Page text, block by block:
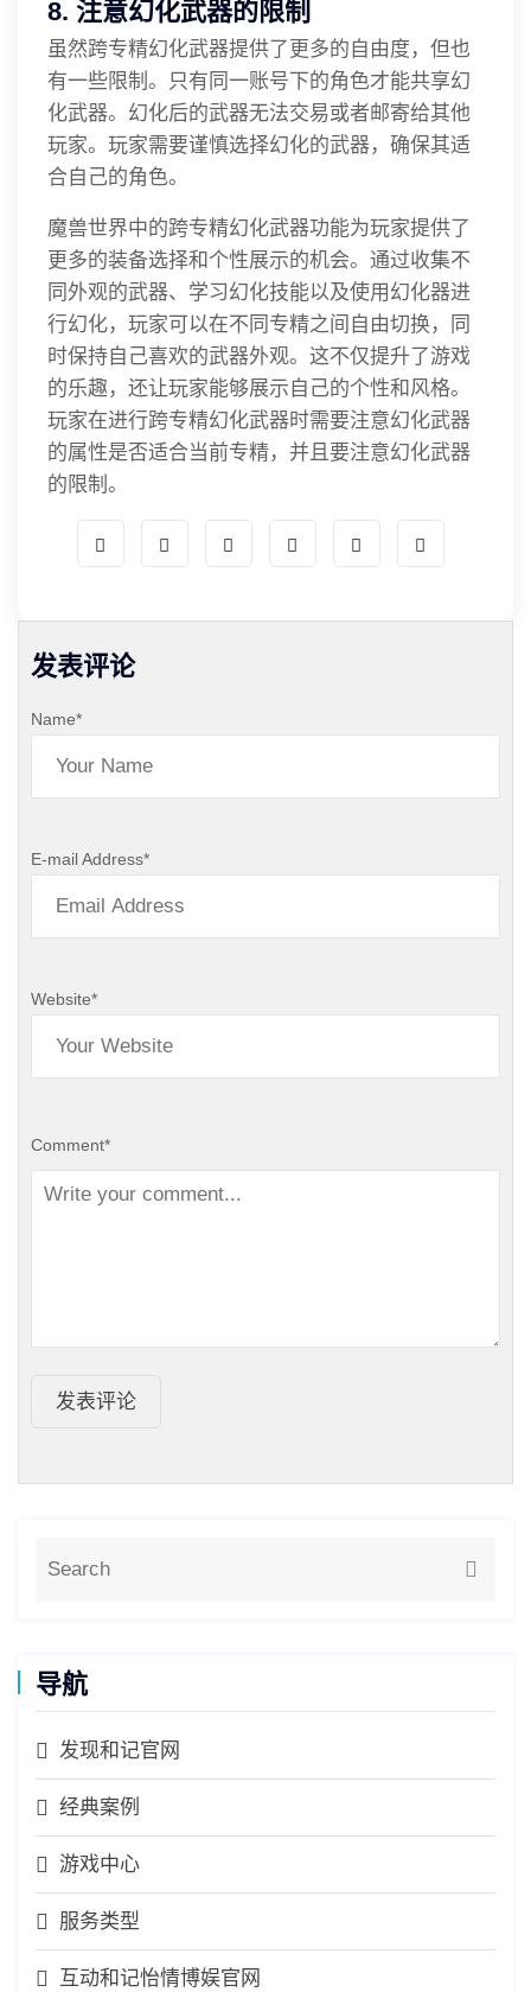
8. 注意幻化武器的限制
虽然跨专精幻化武器提供了更多的自由度，但也
有一些限制。只有同一账号下的角色才能共享幻
化武器。幻化后的武器无法交易或者邮寄给其他
玩家。玩家需要谨慎选择幻化的武器，确保其适
合自己的角色。
魔兽世界中的跨专精幻化武器功能为玩家提供了
更多的装备选择和个性展示的机会。通过收集不
同外观的武器、学习幻化技能以及使用幻化器进
行幻化，玩家可以在不同专精之间自由切换，同
时保持自己喜欢的武器外观。这不仅提升了游戏
的乐趣，还让玩家能够展示自己的个性和风格。
玩家在进行跨专精幻化武器时需要注意幻化武器
的属性是否适合当前专精，并且要注意幻化武器
的限制。
发表评论
Name*
E-mail Address*
Website*
Comment*
发表评论
导航
发现和记官网
经典案例
游戏中心
服务类型
互动和记怡情博娱官网